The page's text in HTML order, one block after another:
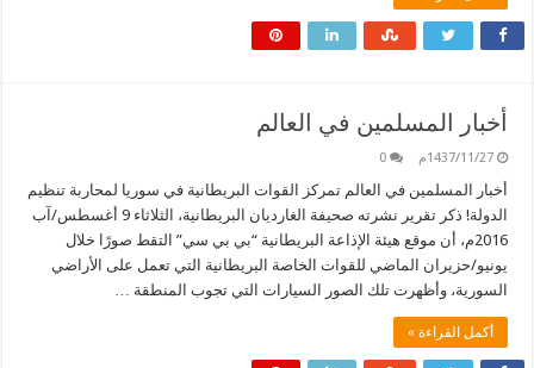
أخبار المسلمين في العالم
1437/11/27م 0
أخبار المسلمين في العالم تمركز القوات البريطانية في سوريا لمحاربة تنظيم
الدولة! ذكر تقرير نشرته صحيفة الغارديان البريطانية، الثلاثاء 9 أغسطس/آب
2016م، أن موقع هيئة الإذاعة البريطانية “بي بي سي” التقط صورًا خلال
يونيو/حزيران الماضي للقوات الخاصة البريطانية التي تعمل على الأراضي
السورية، وأظهرت تلك الصور السيارات التي تجوب المنطقة …
أكمل القراءة »